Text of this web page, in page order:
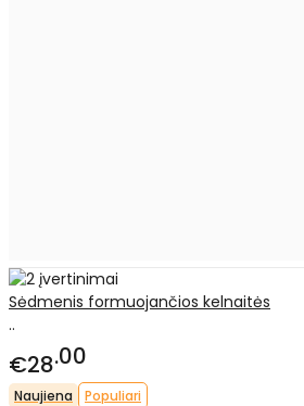
Sėdmenis formuojančios kelnaitės
..
€28 00
Naujiena Populiari